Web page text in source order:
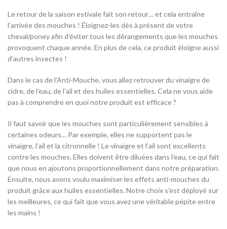
Le retour de la saison estivale fait son retour… et cela entraîne
l’arrivée des mouches ! Éloignez-les dès à présent de votre
cheval/poney afin d’éviter tous les dérangements que les mouches
provoquent chaque année. En plus de cela, ce produit éloigne aussi
d’autres insectes !
Dans le cas de l’Anti-Mouche, vous allez retrouver du vinaigre de
cidre, de l’eau, de l’ail et des huiles essentielles. Cela ne vous aide
pas à comprendre en quoi notre produit est efficace ?
Il faut savoir que les mouches sont particulièrement sensibles à
certaines odeurs… Par exemple, elles ne supportent pas le
vinaigre, l’ail et la citronnelle ! Le vinaigre et l’ail sont excellents
contre les mouches. Elles doivent être diluées dans l’eau, ce qui fait
que nous en ajoutons proportionnellement dans notre préparation.
Ensuite, nous avons voulu maximiser les effets anti-mouches du
produit grâce aux huiles essentielles. Notre choix s’est déployé sur
les meilleures, ce qui fait que vous avez une véritable pépite entre
les mains !